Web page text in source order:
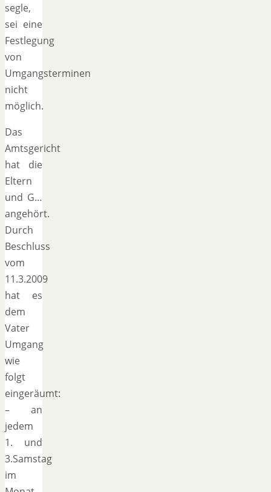
segle,
sei eine
Festlegung
von
Umgangsterminen
nicht
möglich.
Das
Amtsgericht
hat die
Eltern
und G…
angehört.
Durch
Beschluss
vom
11.3.2009
hat es
dem
Vater
Umgang
wie
folgt
eingeräumt:
– an
jedem
1. und
3.Samstag
im